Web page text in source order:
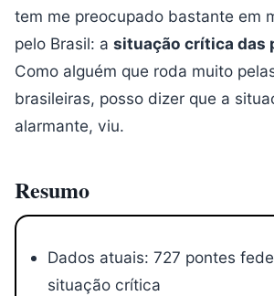
tem me preocupado bastante em
pelo Brasil: a situação crítica das
Como alguém que roda muito
brasileiras, posso dizer que a
alarmante, viu.
Resumo
Dados atuais: 727 pontes
situação crítica